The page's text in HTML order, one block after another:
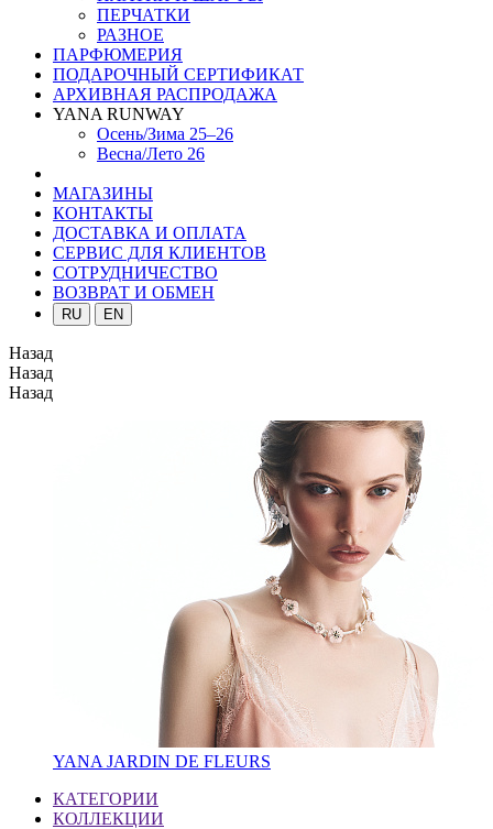
ПЕРЧАТКИ
РАЗНОЕ
ПАРФЮМЕРИЯ
ПОДАРОЧНЫЙ СЕРТИФИКАТ
АРХИВНАЯ РАСПРОДАЖА
YANA RUNWAY
Осень/Зима 25–26
Весна/Лето 26
МАГАЗИНЫ
КОНТАКТЫ
ДОСТАВКА И ОПЛАТА
СЕРВИС ДЛЯ КЛИЕНТОВ
СОТРУДНИЧЕСТВО
ВОЗВРАТ И ОБМЕН
RU EN
Назад
Назад
Назад
YANA JARDIN DE FLEURS
КАТЕГОРИИ
КОЛЛЕКЦИИ